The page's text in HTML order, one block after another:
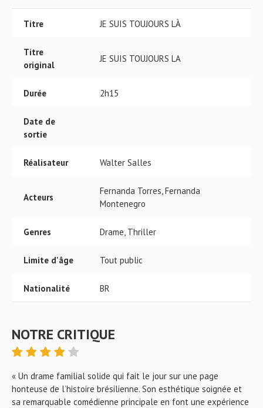
Titre JE SUIS TOUJOURS LÀ
Titre
original
JE SUIS TOUJOURS LA
Durée 2h15
Date de
sortie
Réalisateur Walter Salles
Acteurs
Fernanda Torres, Fernanda
Montenegro
Genres Drame, Thriller
Limite d'âge Tout public
Nationalité BR
NOTRE CRITIQUE
« Un drame familial solide qui fait le jour sur une page
honteuse de l’histoire brésilienne. Son esthétique soignée et
sa remarquable comédienne principale en font une expérience